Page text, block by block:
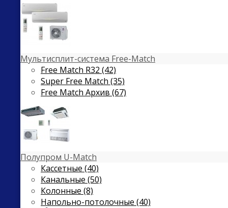
Мультисплит-система Free-Match
Free Match R32 (42)
Super Free Match (35)
Free Match Архив (67)
Полупром U-Match
Кассетные (40)
Канальные (50)
Колонные (8)
Напольно-потолочные (40)